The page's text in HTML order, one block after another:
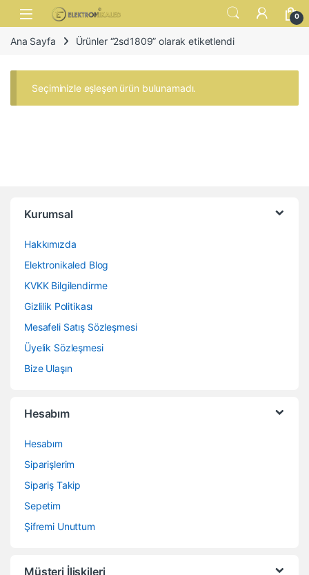
Skip to navigation
Skip to content
Open 0
Ana Sayfa Ürünler “2sd1809” olarak etiketlendi
Seçiminizle eşleşen ürün bulunamadı.
Kurumsal
Hakkımızda
Elektronikaled Blog
KVKK Bilgilendirme
Gizlilik Politikası
Mesafeli Satış Sözleşmesi
Üyelik Sözleşmesi
Bize Ulaşın
Hesabım
Hesabım
Siparişlerim
Sipariş Takip
Sepetim
Şifremi Unuttum
Müşteri İlişkileri